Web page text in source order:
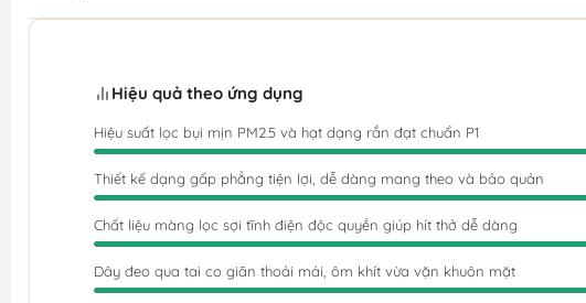
Hiệu quả theo ứng dụng
Hiệu suất lọc bụi mịn PM2.5 và hạt dạng rắn đạt chuẩn P1
Thiết kế dạng gấp phẳng tiện lợi, dễ dàng mang theo và bảo quản
Chất liệu màng lọc sợi tĩnh điện độc quyền giúp hít thở dễ dàng
Dây đeo qua tai co giãn thoải mái, ôm khít vừa vặn khuôn mặt